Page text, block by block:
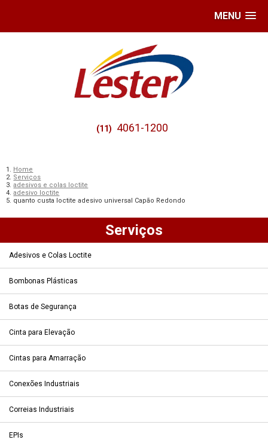
MENU
(11) 4061-1200
Home
Serviços
adesivos e colas loctite
adesivo loctite
quanto custa loctite adesivo universal Capão Redondo
Serviços
Adesivos e Colas Loctite
Bombonas Plásticas
Botas de Segurança
Cinta para Elevação
Cintas para Amarração
Conexões Industriais
Correias Industriais
EPIs